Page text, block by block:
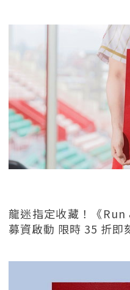
龍迷指定收藏！《
募資啟動 限時 35 折即